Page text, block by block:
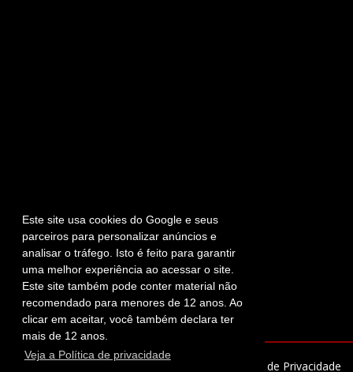
Este site usa cookies do Google e seus
parceiros para personalizar anúncios e
analisar o tráfego. Isto é feito para garantir
uma melhor experiência ao acessar o site.
Este site também pode conter material não
recomendado para menores de 12 anos. Ao
clicar em aceitar, você também declara ter
mais de 12 anos.
Veja a Política de privacidade
DESIGN Templatesyard Política de Privacidade